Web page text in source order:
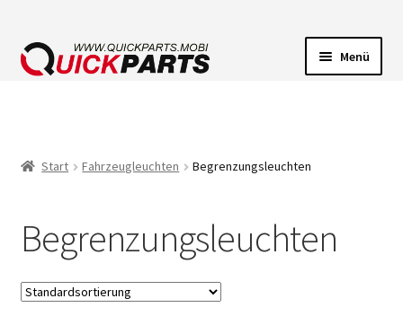
Menü
HUPEN
Start Fahrzeugleuchten Begrenzungsleuchten
Begrenzungsleuchten